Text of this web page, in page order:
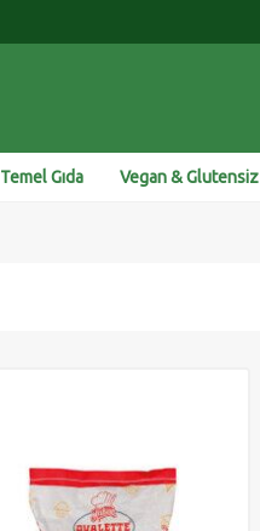
Temel Gıda Vegan & Glutensiz